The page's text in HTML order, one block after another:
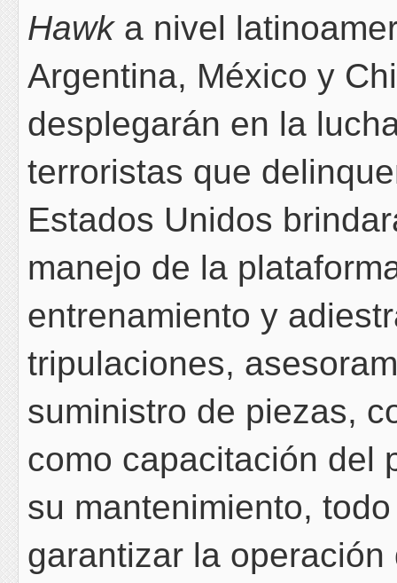
Hawka nivel
Argentina, México y
desplegarán en la
terroristas que
Estados Unidos
manejo de la
entrenamiento y
tripulaciones,
suministro de piezas,
como capacitación del
su mantenimiento,
garantizar la